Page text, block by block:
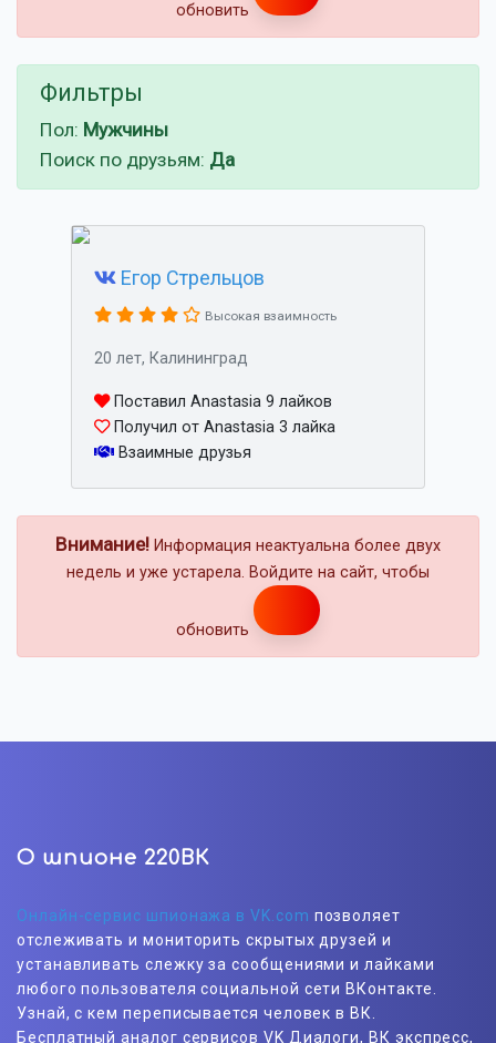
обновить
Фильтры
Пол: Мужчины
Поиск по друзьям: Да
Егор Стрельцов
Высокая взаимность
20 лет, Калининград
Поставил Anastasia 9 лайков
Получил от Anastasia 3 лайка
Взаимные друзья
Внимание! Информация неактуальна более двух
недель и уже устарела. Войдите на сайт, чтобы
обновить
О шпионе 220ВК
Онлайн-сервис шпионажа в VK.com позволяет
отслеживать и мониторить скрытых друзей и
устанавливать слежку за сообщениями и лайками
любого пользователя социальной сети ВКонтакте.
Узнай, с кем переписывается человек в ВК.
Бесплатный аналог сервисов VK Диалоги, ВК экспресс,